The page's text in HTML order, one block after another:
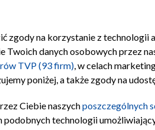
Polityka prywatności
zgody na korzystanie z
danych osobowych przez
TVP (93 firm), w celach
poniżej, a także zgody na
Ciebie naszychposzczególnych
technologii